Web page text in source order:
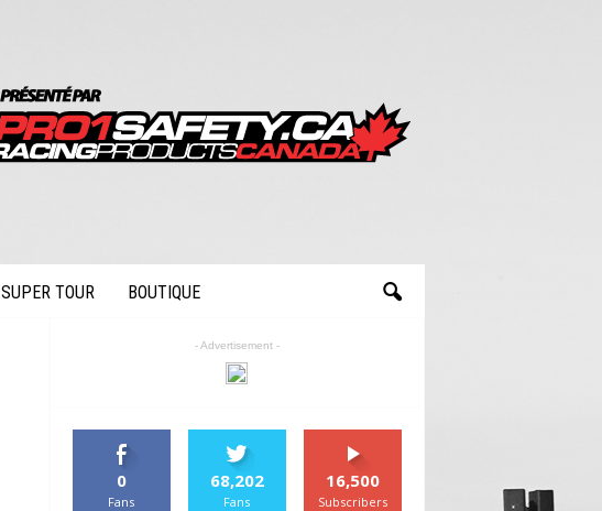
SUPER TOUR BOUTIQUE
- Advertisement -
0
Fans
68,202
Fans
16,500
Subscribers